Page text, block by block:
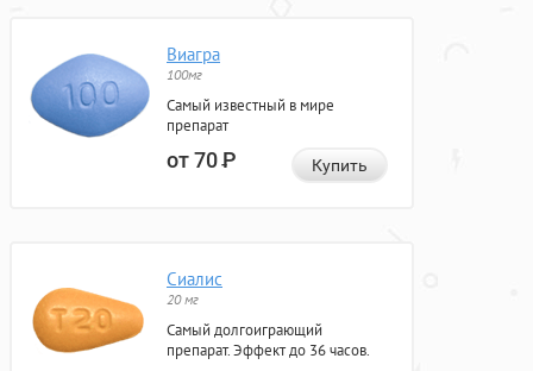
Виагра
100мг
Самый известный в мире
препарат
от 70Р Купить
Сиалис
20 мг
Самый долгоиграющий
препарат. Эффект до 36 часов.